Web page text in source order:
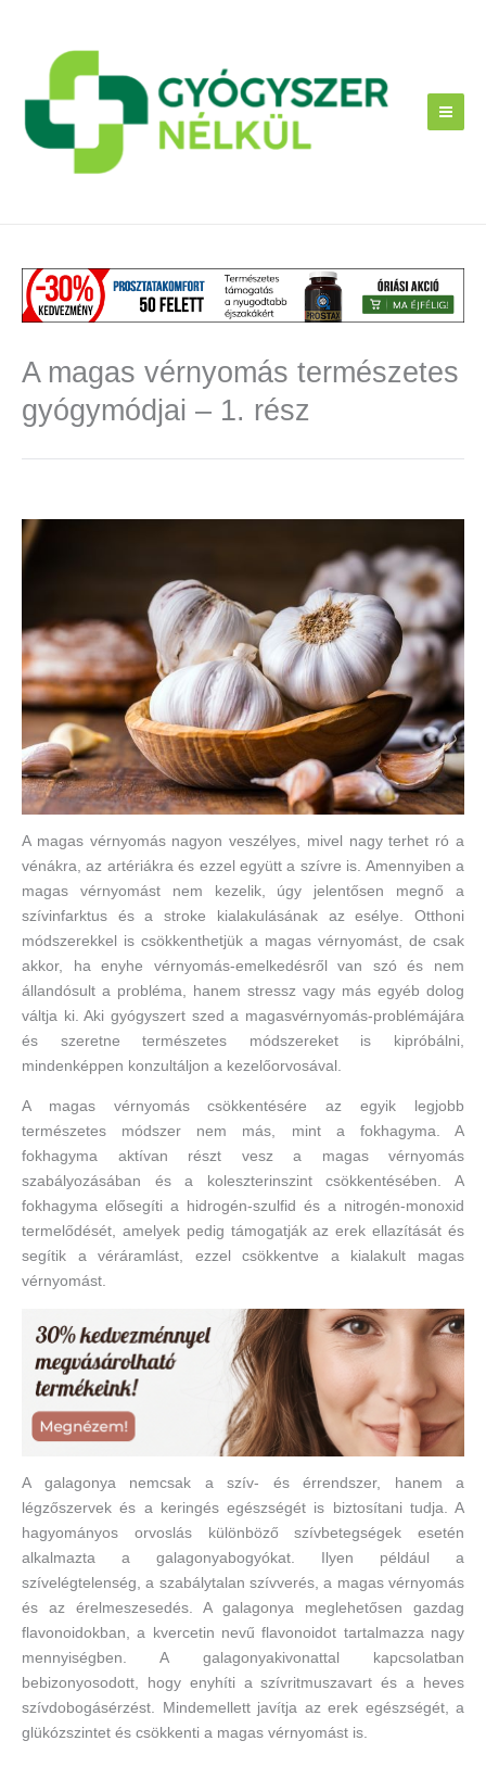
A magas vérnyomás természetes
gyógymódjai – 1. rész
A magas vérnyomás nagyon veszélyes, mivel nagy terhet ró a
vénákra, az artériákra és ezzel együtt a szívre is. Amennyiben a
magas vérnyomást nem kezelik, úgy jelentősen megnő a
szívinfarktus és a stroke kialakulásának az esélye. Otthoni
módszerekkel is csökkenthetjük a magas vérnyomást, de csak
akkor, ha enyhe vérnyomás-emelkedésről van szó és nem
állandósult a probléma, hanem stressz vagy más egyéb dolog
váltja ki. Aki gyógyszert szed a magasvérnyomás-problémájára
és szeretne természetes módszereket is kipróbálni,
mindenképpen konzultáljon a kezelőorvosával.
A magas vérnyomás csökkentésére az egyik legjobb
természetes módszer nem más, mint a fokhagyma. A
fokhagyma aktívan részt vesz a magas vérnyomás
szabályozásában és a koleszterinszint csökkentésében. A
fokhagyma elősegíti a hidrogén-szulfid és a nitrogén-monoxid
termelődését, amelyek pedig támogatják az erek ellazítását és
segítik a véráramlást, ezzel csökkentve a kialakult magas
vérnyomást.
A galagonya nemcsak a szív- és érrendszer, hanem a
légzőszervek és a keringés egészségét is biztosítani tudja. A
hagyományos orvoslás különböző szívbetegségek esetén
alkalmazta a galagonyabogyókat. Ilyen például a
szívelégtelenség, a szabálytalan szívverés, a magas vérnyomás
és az érelmeszesedés. A galagonya meglehetősen gazdag
flavonoidokban, a kvercetin nevű flavonoidot tartalmazza nagy
mennyiségben. A galagonyakivonattal kapcsolatban
bebizonyosodott, hogy enyhíti a szívritmuszavart és a heves
szívdobogásérzést. Mindemellett javítja az erek egészségét, a
glükózszintet és csökkenti a magas vérnyomást is.